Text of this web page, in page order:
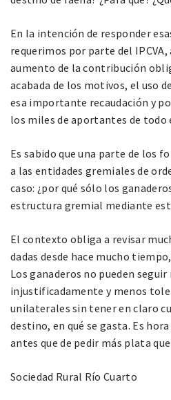
En la intención de responder
requerimos por parte del
aumento de la contribución
acabada de los motivos, el uso
esa importante recaudación y
los miles de aportantes de todo
Es sabido que una parte de los
a las entidades gremiales de
caso: ¿por qué sólo los
estructura gremial mediante
El contexto obliga a revisar
dadas desde hace mucho
Los ganaderos no pueden
injustificadamente y menos
unilaterales sin tener en claro
destino, en qué se gasta. Es
antes que de pedir más plata que
Sociedad Rural Río Cuarto